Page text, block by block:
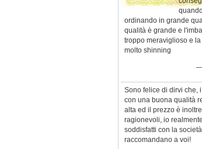
ordinando in grande
qualità è grande e
troppo meraviglioso e
molto shinning
Sono felice di dirvi che,
con una buona qualità
alta ed il prezzo è
ragionevoli, io
soddisfatti con la
raccomandano a voi!